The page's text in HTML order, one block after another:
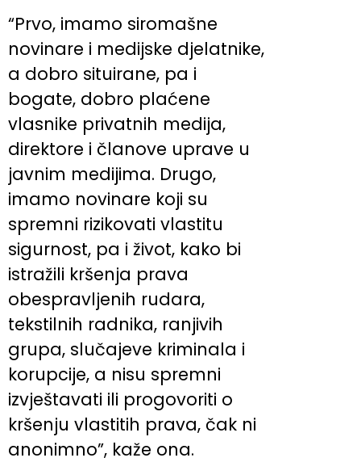
“Prvo, imamo siromašne
novinare i medijske djelatnike,
a dobro situirane, pa i
bogate, dobro plaćene
vlasnike privatnih medija,
direktore i članove uprave u
javnim medijima. Drugo,
imamo novinare koji su
spremni rizikovati vlastitu
sigurnost, pa i život, kako bi
istražili kršenja prava
obespravljenih rudara,
tekstilnih radnika, ranjivih
grupa, slučajeve kriminala i
korupcije, a nisu spremni
izvještavati ili progovoriti o
kršenju vlastitih prava, čak ni
anonimno”, kaže ona.